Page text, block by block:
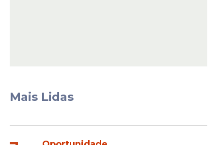
empresário de sucesso da área
Mais Lidas